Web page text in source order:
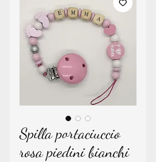
Spilla portaciuccio
rosa piedini bianchi